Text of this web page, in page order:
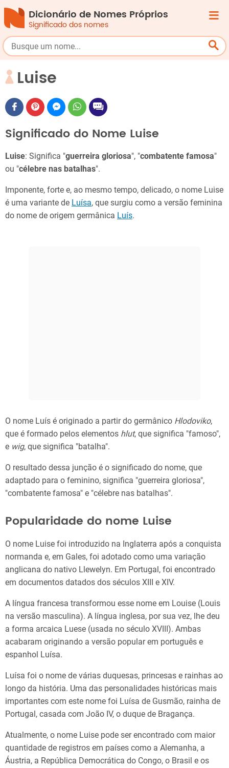
Dicionário de Nomes Próprios
Significado dos nomes
Luise
Significado do Nome Luise
Luise: Significa "guerreira gloriosa", "combatente famosa"
ou "célebre nas batalhas".
Imponente, forte e, ao mesmo tempo, delicado, o nome Luise
é uma variante de Luísa, que surgiu como a versão feminina
do nome de origem germânica Luís.
O nome Luís é originado a partir do germânico Hlodoviko,
que é formado pelos elementos hlut, que significa "famoso",
e wig, que significa "batalha".
O resultado dessa junção é o significado do nome, que
adaptado para o feminino, significa "guerreira gloriosa",
"combatente famosa" e "célebre nas batalhas".
Popularidade do nome Luise
O nome Luise foi introduzido na Inglaterra após a conquista
normanda e, em Gales, foi adotado como uma variação
anglicana do nativo Llewelyn. Em Portugal, foi encontrado
em documentos datados dos séculos XIII e XIV.
A língua francesa transformou esse nome em Louise (Louis
na versão masculina). A língua inglesa, por sua vez, lhe deu
a forma arcaica Luese (usada no século XVIII). Ambas
acabaram originando a versão popular em português e
espanhol Luísa.
Luísa foi o nome de várias duquesas, princesas e rainhas ao
longo da história. Uma das personalidades históricas mais
importantes com este nome foi Luísa de Gusmão, rainha de
Portugal, casada com João IV, o duque de Bragança.
Atualmente, o nome Luise pode ser encontrado com maior
quantidade de registros em países como a Alemanha, a
Áustria, a República Democrática do Congo, o Brasil e os